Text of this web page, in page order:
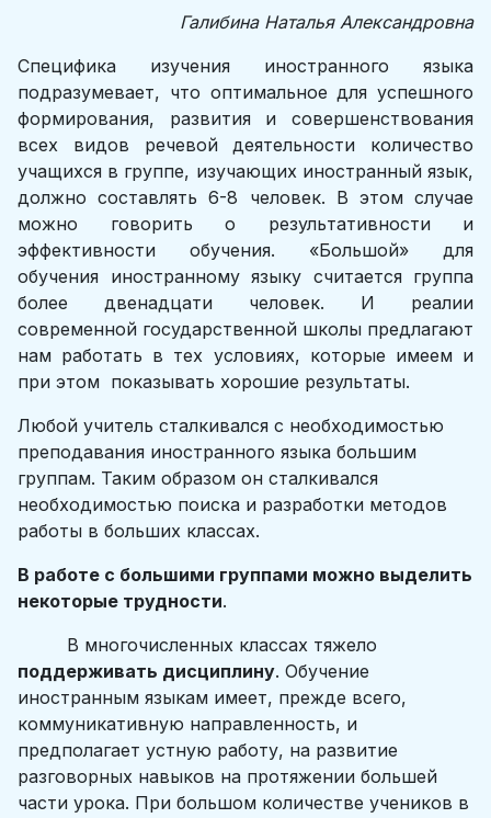
Галибина Наталья Александровна
Специфика изучения иностранного языка
подразумевает, что оптимальное для успешного
формирования, развития и совершенствования
всех видов речевой деятельности количество
учащихся в группе, изучающих иностранный язык,
должно составлять 6-8 человек. В этом случае
можно говорить о результативности и
эффективности обучения. «Большой» для
обучения иностранному языку считается группа
более двенадцати человек. И реалии
современной государственной школы предлагают
нам работать в тех условиях, которые имеем и
при этом показывать хорошие результаты.
Любой учитель сталкивался с необходимостью
преподавания иностранного языка большим
группам. Таким образом он сталкивался
необходимостью поиска и разработки методов
работы в больших классах.
В работе с большими группами можно выделить
некоторые трудности.
В многочисленных классах тяжело
поддерживать дисциплину. Обучение
иностранным языкам имеет, прежде всего,
коммуникативную направленность, и
предполагает устную работу, на развитие
разговорных навыков на протяжении большей
части урока. При большом количестве учеников в